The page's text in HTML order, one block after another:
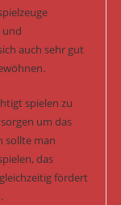
und
auch sehr gut
spielen zu
um das
sollte man
das
fördert